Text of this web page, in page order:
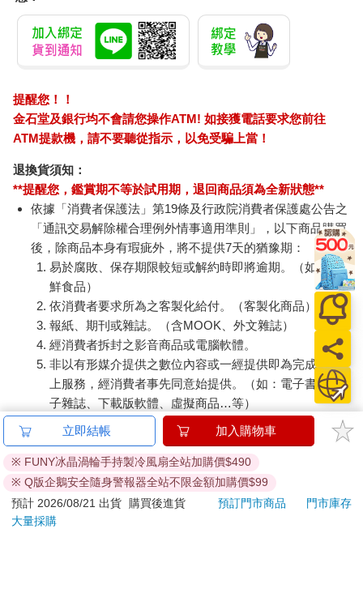
提醒您！！
金石堂及銀行均不會請您操作ATM! 如接獲電話要求您前往
ATM提款機，請不要聽從指示，以免受騙上當！
退換貨須知：
**提醒您，鑑賞期不等於試用期，退回商品須為全新狀態**
依據「消費者保護法」第19條及行政院消費者保護處公告之
「通訊交易解除權合理例外情事適用準則」，以下商品購買
後，除商品本身有瑕疵外，將不提供7天的猶豫期：
易於腐敗、保存期限較短或解約時即將逾期。（如：生
鮮食品）
依消費者要求所為之客製化給付。（客製化商品）
報紙、期刊或雜誌。（含MOOK、外文雜誌）
經消費者拆封之影音商品或電腦軟體。
非以有形媒介提供之數位內容或一經提供即為完成之線
上服務，經消費者事先同意始提供。（如：電子書、電
子雜誌、下載版軟體、虛擬商品…等）
已拆封之個人衛生用品。（如：內衣褲、刮鬍刀、除毛
若非上列種類商品，均享有到貨7天的猶豫期（含例假
日）。
辦理退換貨時，商品（組合商品恕無法接受單獨退貨）必須
是您收到商品時的原始狀態（包含商品本體、配件、贈品、
立即結帳 加入購物車
※ FUNY冰晶渦輪手持製冷風扇全站加購價$490
※ Q版企鵝安全隨身警報器全站不限金額加購價$99
預計 2026/08/21 出貨
購買後進貨 預訂門市商品
門市庫存
大量採購